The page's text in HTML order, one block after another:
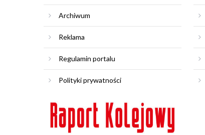
Archiwum
Reklama
Regulamin portalu
Polityki prywatności